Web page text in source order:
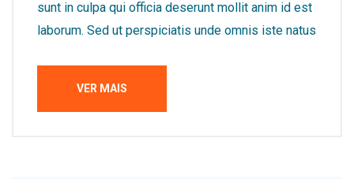
sunt in culpa qui officia deserunt mollit anim id est
laborum. Sed ut perspiciatis unde omnis iste natus
VER MAIS